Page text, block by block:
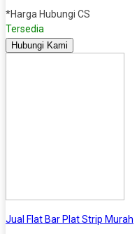
*Harga Hubungi CS
Tersedia
Hubungi Kami
Jual Flat Bar Plat Strip Murah